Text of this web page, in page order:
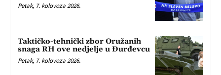
Petak, 7. kolovoza 2026.
Taktičko-tehnički zbor Oružanih
snaga RH ove nedjelje u Đurđevcu
Petak, 7. kolovoza 2026.